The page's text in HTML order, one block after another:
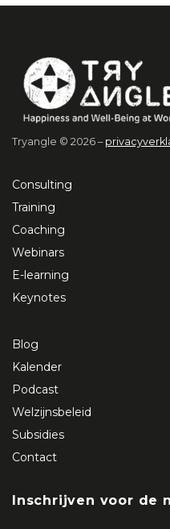
Tryangle © 2026 –
Consulting
Training
Coaching
Webinars
E-learning
Keynotes
Blog
Kalender
Podcast
Welzijnsbeleid
Subsidies
Contact
Inschrijven voor de